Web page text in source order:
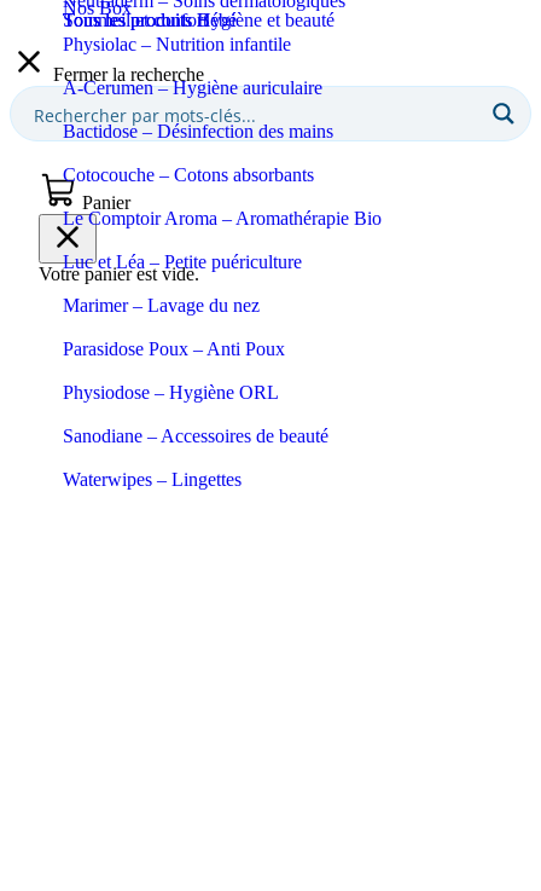
Sommeil et confort
Tous les produits Bébé
Tous les produits Hygiène et beauté
Physiolac – Nutrition infantile
A-Cerumen – Hygiène auriculaire
Bactidose – Désinfection des mains
Cotocouche – Cotons absorbants
Le Comptoir Aroma – Aromathérapie Bio
Luc et Léa – Petite puériculture
Marimer – Lavage du nez
Parasidose Poux – Anti Poux
Physiodose – Hygiène ORL
Sanodiane – Accessoires de beauté
Waterwipes – Lingettes
Nos Box
Fermer la recherche
Panier
Votre panier est vide.